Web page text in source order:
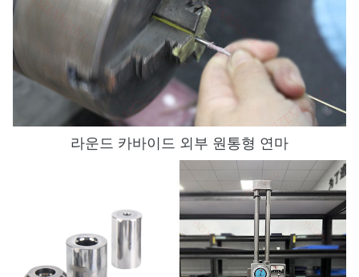
라운드 카바이드 외부 원통형 연마